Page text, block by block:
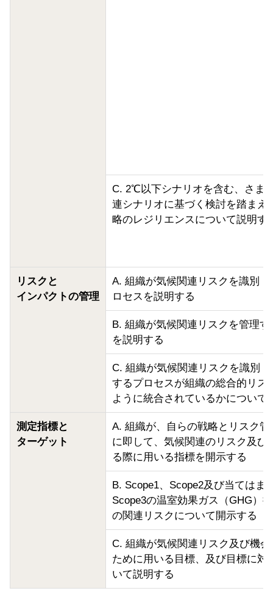
C. 2℃以下シナリオを含む、さま
連シナリオに基づく検討を踏まえ
略のレジリエンスについて説明す
リスクと
インパクトの管理
A. 組織が気候関連リスクを識別・
ロセスを説明する
B. 組織が気候関連リスクを管理
を説明する
C. 組織が気候関連リスクを識別
するプロセスが組織の総合的リス
ように統合されているかについて
測定指標と
ターゲット
A. 組織が、自らの戦略とリスク管
に即して、気候関連のリスク及び
る際に用いる指標を開示する
B. Scope1、Scope2及び当てはま
Scope3の温室効果ガス（GHG）
の関連リスクについて開示する
C. 組織が気候関連リスク及び機
ために用いる目標、及び目標に対
いて説明する